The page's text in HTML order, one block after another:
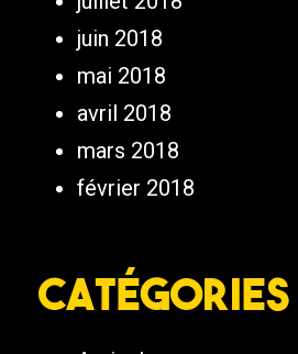
juin 2018
mai 2018
avril 2018
mars 2018
février 2018
Catégories